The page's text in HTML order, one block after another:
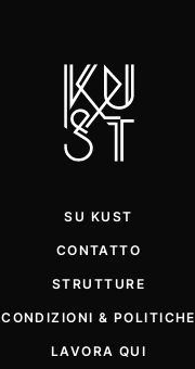
SU KUST
CONTATTO
STRUTTURE
CONDIZIONI & POLITICHE
LAVORA QUI